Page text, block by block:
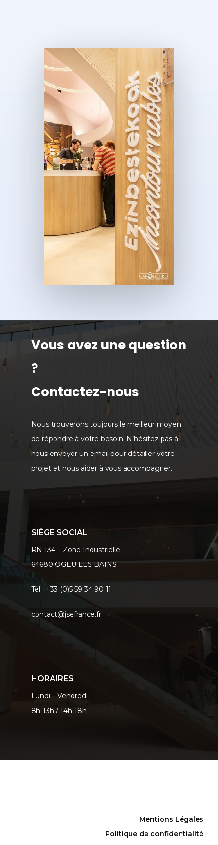
Vous avez une question
?
Contactez-nous
Nous trouverons toujours le meilleur moyen
de répondre à votre besoin. N’hésitez pas à
nous envoyer un email pour détailler votre
projet et nous aider à vous accompagner.
SIÈGE SOCIAL
RN 134 – Zone Industrielle
64680 OGEU LES BAINS
Tél : +33 (0)5 59 34 90 11
contact@jsefrance.fr
HORAIRES
Lundi – Vendredi
8h-13h / 14h-18h
Mentions Légales
Politique de confidentialité